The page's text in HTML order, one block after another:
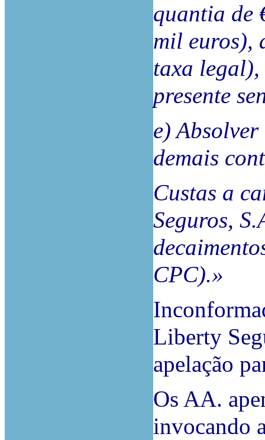
quantia de
mil euros),
taxa legal),
presente
e)
demais
Custas a
Seguros,
CPC).»
Liberty
apelação
Os AA.
invocando